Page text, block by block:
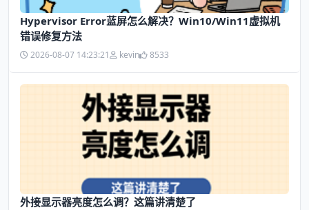
Hypervisor Error蓝屏怎么解决？Win10/Win11虚拟机
错误修复方法
2026-08-07 14:23:21 kevin 8533
外接显示器亮度怎么调？这篇讲清楚了